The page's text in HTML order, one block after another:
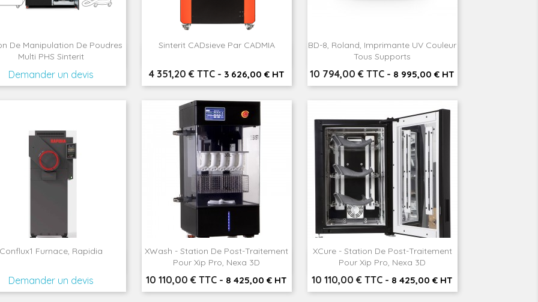
De Manipulation De Poudres
Multi PHS Sinterit
Demander un devis
Aperçu rapide
Sinterit CADsieve Par CADMIA
Prix
4 351,20 € TTC - 3 626,00 € HT
BD-8, Roland, Imprimante UV Couleur
Tous Supports
Prix
10 794,00 € TTC - 8 995,00 € HT
Aperçu rapide
Furnace, Rapidia
Demander un devis
XWash - Station De Post-Traitement
Pour Xip Pro, Nexa 3D
Prix
10 110,00 € TTC - 8 425,00 € HT
Aperçu rapide
XCure - Station De Post-Traitement
Pour Xip Pro, Nexa 3D
Prix
10 110,00 € TTC - 8 425,00 € HT
Aperçu rapide